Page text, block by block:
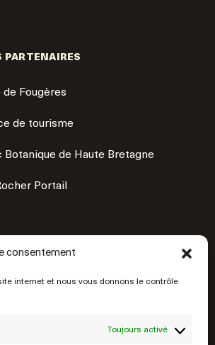
consentement
internet et nous vous donnons le contrôle
Toujours activé
PARTENAIRES
de Fougères
de tourisme
Botanique de Haute Bretagne
Portail